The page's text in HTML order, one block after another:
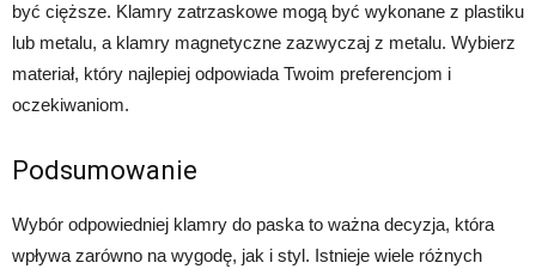
być cięższe. Klamry zatrzaskowe mogą być wykonane z plastiku
lub metalu, a klamry magnetyczne zazwyczaj z metalu. Wybierz
materiał, który najlepiej odpowiada Twoim preferencjom i
oczekiwaniom.
Podsumowanie
Wybór odpowiedniej klamry do paska to ważna decyzja, która
wpływa zarówno na wygodę, jak i styl. Istnieje wiele różnych